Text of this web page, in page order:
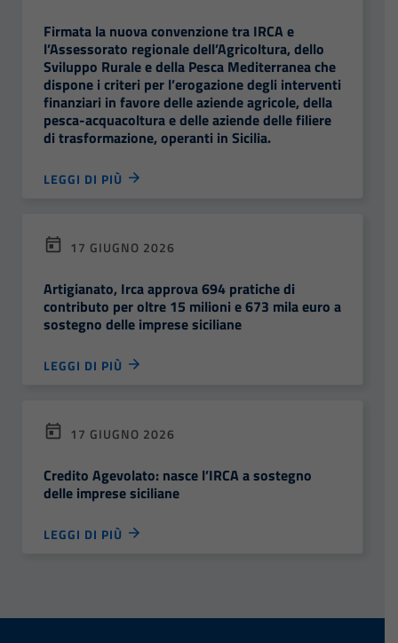
Firmata la nuova convenzione tra IRCA e
l’Assessorato regionale dell’Agricoltura, dello
Sviluppo Rurale e della Pesca Mediterranea che
dispone i criteri per l’erogazione degli interventi
finanziari in favore delle aziende agricole, della
pesca-acquacoltura e delle aziende delle filiere
di trasformazione, operanti in Sicilia.
LEGGI DI PIÙ
17 GIUGNO 2026
Artigianato, Irca approva 694 pratiche di
contributo per oltre 15 milioni e 673 mila euro a
sostegno delle imprese siciliane
LEGGI DI PIÙ
17 GIUGNO 2026
Credito Agevolato: nasce l’IRCA a sostegno
delle imprese siciliane
LEGGI DI PIÙ